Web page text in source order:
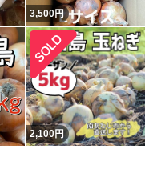
3,500円
2,100円